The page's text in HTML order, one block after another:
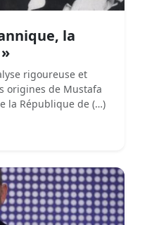
la
rigoureuse et
origines de Mustafa
la République de (…)